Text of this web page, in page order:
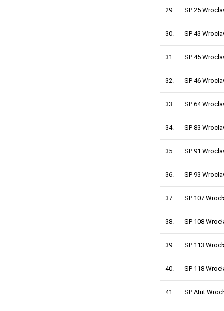
29. SP 25
30. SP 43
31. SP 45
32. SP 46
33. SP 64
34. SP 83
35. SP 91
36. SP 93
37. SP 107
38. SP 108
39. SP 113
40. SP 118
41. SP Atut